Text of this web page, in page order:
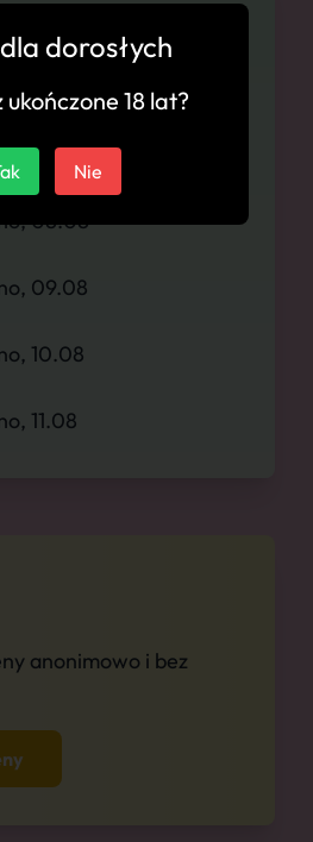
06.08
07.08
08.08
09.08
10.08
11.08
anonimowo i bez
dorosłych
ukończone 18 lat?
Nie